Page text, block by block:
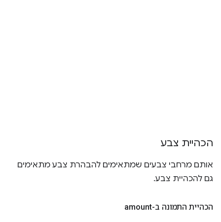
הכהיית צבע
אותם מרחבי צבעים שמתאימים להבהרת צבע מתאימים
גם להכהיית צבע.
הכהיית התמונה ב-amount